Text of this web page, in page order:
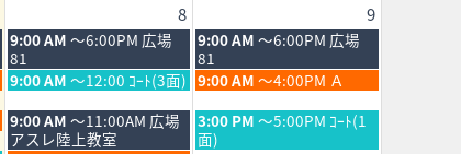
8 9
土
曜
日,
8
月
8th
2026
9:00 AM ～6:00PM 広場
81
日
曜
日,
8
月
9th
2026
9:00 AM ～6:00PM 広場
81
土
曜
日,
8
9:00 AM ～12:00 ｺｰﾄ(3面) 日
曜
日,
8
9:00 AM ～4:00PM Ａ
土
曜
9:00 AM ～11:00AM 広場
アスレ陸上教室
日
曜
3:00 PM ～5:00PM ｺｰﾄ(1
面)